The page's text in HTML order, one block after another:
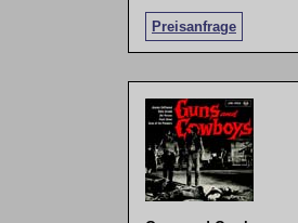
Preisanfrage